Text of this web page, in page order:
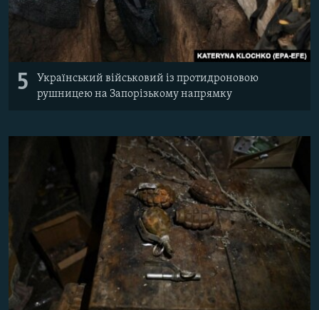
5
Український військовий із протидроновою
рушницею на Запорізькому напрямку